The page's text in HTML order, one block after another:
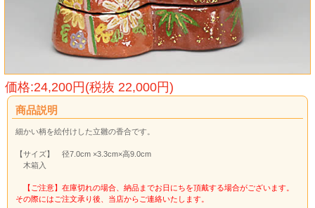
価格:24,200円(税抜 22,000円)
商品説明
細かい柄を絵付けした立雛の香合です。
【サイズ】 径7.0cm ×3.3cm×高9.0cm
木箱入
【ご注意】在庫切れの場合、納品までお日にちを頂戴する場合がございます。
その際にはご注文承り後、当店からご連絡いたします。